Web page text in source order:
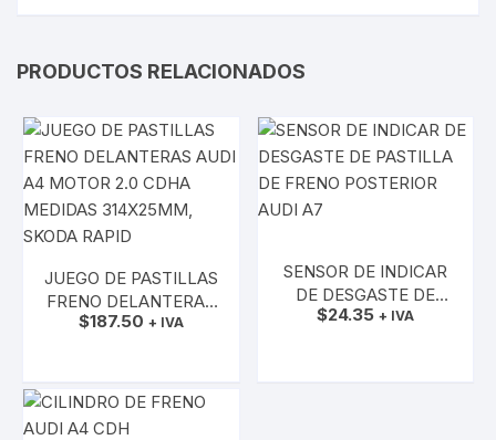
PRODUCTOS RELACIONADOS
JUEGO DE PASTILLAS
FRENO DELANTERAS
AUDI A4 MOTOR 2.0
RAPID
$187.50 + IVA
SENSOR DE INDICAR
DE DESGASTE DE
PASTILLA DE FRENO
$24.35 + IVA